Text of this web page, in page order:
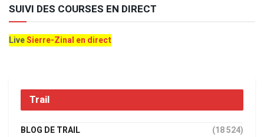
SUIVI DES COURSES EN DIRECT
LiveSierre-Zinal en direct
Trail
BLOG DE TRAIL (18 524)